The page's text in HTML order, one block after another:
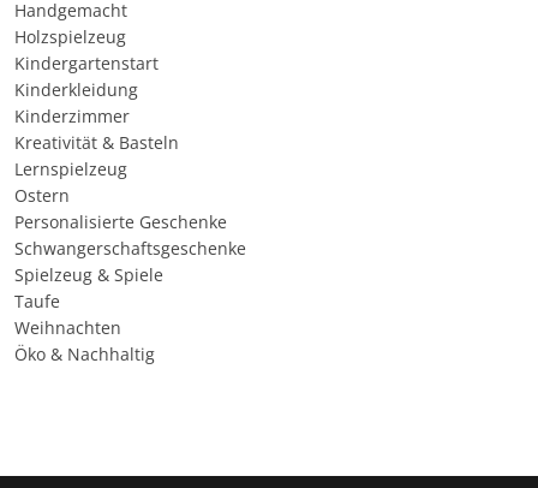
Handgemacht
Holzspielzeug
Kindergartenstart
Kinderkleidung
Kinderzimmer
Kreativität & Basteln
Lernspielzeug
Ostern
Personalisierte Geschenke
Schwangerschaftsgeschenke
Spielzeug & Spiele
Taufe
Weihnachten
Öko & Nachhaltig